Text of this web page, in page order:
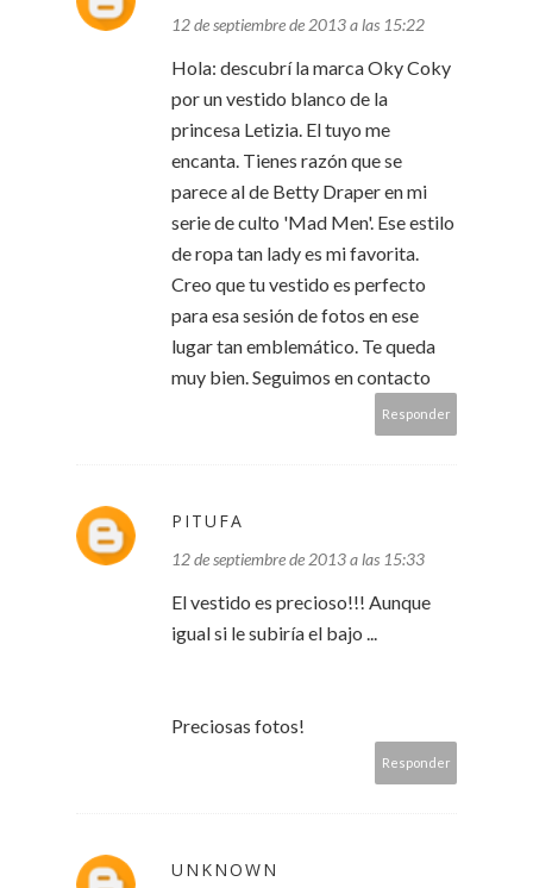
12 de septiembre de 2013 a las 15:22
Hola: descubrí la marca Oky Coky
por un vestido blanco de la
princesa Letizia. El tuyo me
encanta. Tienes razón que se
parece al de Betty Draper en mi
serie de culto 'Mad Men'. Ese estilo
de ropa tan lady es mi favorita.
Creo que tu vestido es perfecto
para esa sesión de fotos en ese
lugar tan emblemático. Te queda
muy bien. Seguimos en contacto
Responder
PITUFA
12 de septiembre de 2013 a las 15:33
El vestido es precioso!!! Aunque
igual si le subiría el bajo ...
Preciosas fotos!
Responder
UNKNOWN